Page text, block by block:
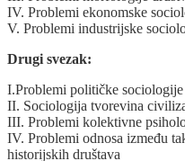
IV. Problemi ekonomske
V. Problemi industrijske
Drugi svezak:
I.Problemi političke sociologije
II. Sociologija tvorevina
III. Problemi kolektivne
IV. Problemi odnosa između
historijskih društava